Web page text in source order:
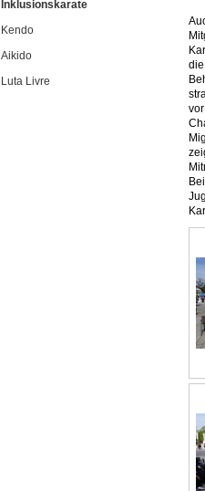
Inklusionskarate
Kendo
Aikido
Luta Livre